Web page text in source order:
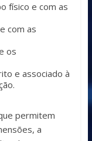
físico e com as
com as
os
e associado à
permitem
a